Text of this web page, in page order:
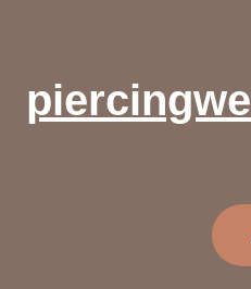
inhoud